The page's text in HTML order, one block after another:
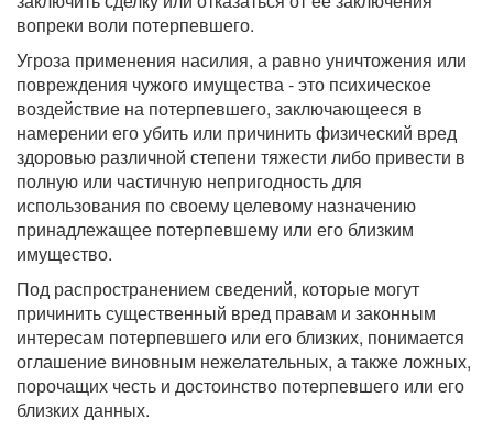
вопреки воли потерпевшего.
Угроза применения насилия, а равно уничтожения или
повреждения чужого имущества - это психическое
воздействие на потерпевшего, заключающееся в
намерении его убить или причинить физический вред
здоровью различной степени тяжести либо привести в
полную или частичную непригодность для
использования по своему целевому назначению
принадлежащее потерпевшему или его близким
имущество.
Под распространением сведений, которые могут
причинить существенный вред правам и законным
интересам потерпевшего или его близких, понимается
оглашение виновным нежелательных, а также ложных,
порочащих честь и достоинство потерпевшего или его
близких данных.